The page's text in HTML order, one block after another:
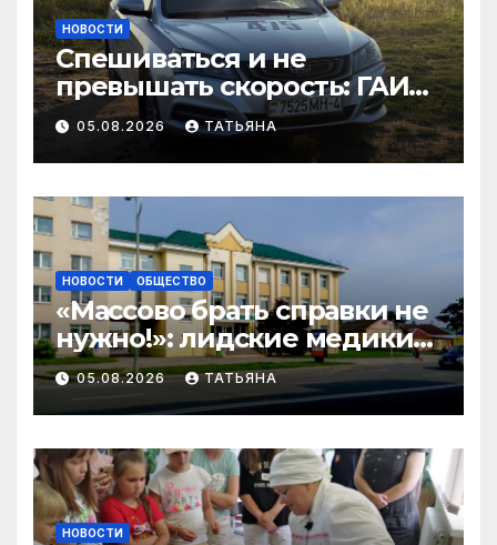
НОВОСТИ
Спешиваться и не
превышать скорость: ГАИ
Гродненщины проверяет
велосипедистов и
самокатчиков
05.08.2026 ТАТЬЯНА
НОВОСТИ ОБЩЕСТВО
«Массово брать справки не
нужно!»: лидские медики
развеивают миф перед 1
сентября
05.08.2026 ТАТЬЯНА
НОВОСТИ